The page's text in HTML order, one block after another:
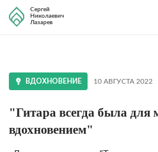
Сергей
Николаевич
Лазарев
ВДОХНОВЕНИЕ 10 АВГУСТА 2022
"Гитара всегда была для
вдохновением"